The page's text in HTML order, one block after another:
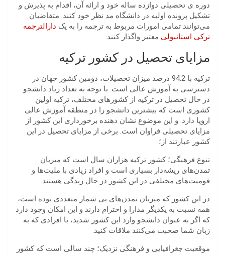
دوره ی تحصیلی دوازده ساله خود و ارائه آن‌، اقدام به پذیرش و
تشکیل پرونده اولیه در دانشگاه مد نظر خود کنند. متقاضیان
می‌توانند تمامی امورات مربوط به ترجمه را به یک دارالترجمه
ترکی استانبولی معتبر واگذار کنند.
مزایای تحصیل در کشور ترکیه
ترکیه با 94.2 درصد میزان تحصیلات، دومین کشور جهان در
دسترسی به آموزش عالی است. با توجه به تعداد زیاد دانشجو
در حال تحصیل در ترکیه از کشور‌های مختلف، ترکیه اولین
کشوری است که بیشترین دانشجو را در منطقه آموزش عالی
اروپا دارد. و این موضوع نشان دهنده برخورداری این کشور از
مزایای تحصیلی فراوان است. برخی از مزایای تحصیل در این
کشور عبارتند از؛
تنوع فرهنگی؛ کشور ترکیه هزاران سال است که میزبان
تمدن‌های ریشه‌دار بسیاری است و افراد زیادی با ملیت‌ها و
قومیت‌های مختلفی در این کشور در حال زندگی هستند.
در این کشور که میزبان تمدن‌های بی شمار متعددی بوده است،
همه نسبت به یکدیگر مدارا و احترام دارند و این امکان وجود دارد
که اگر به عنوان دانشجو وارد این کشور شدید، با افرادی که به
زبان شما صحبت می‌کنند ملاقات کنید.
موقعیت جغرافیایی و فرهنگی نزدیک؛ چند سالی است که کشور